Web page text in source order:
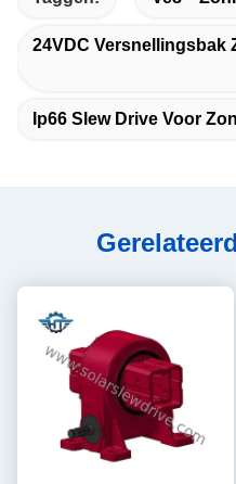
24VDC Versnellingsbak
Ip66 Slew Drive Voor